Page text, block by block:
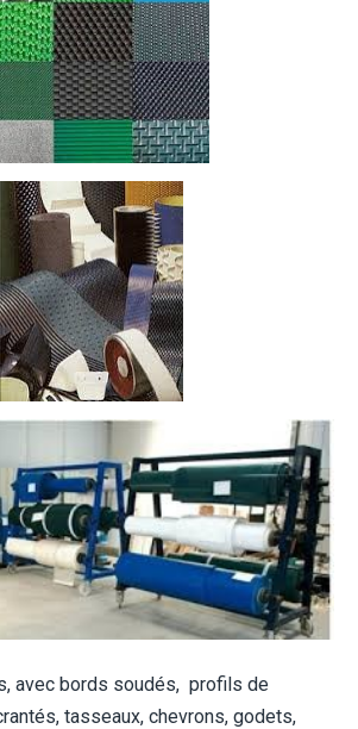
avec bords soudés, profils de
tasseaux, chevrons, godets,